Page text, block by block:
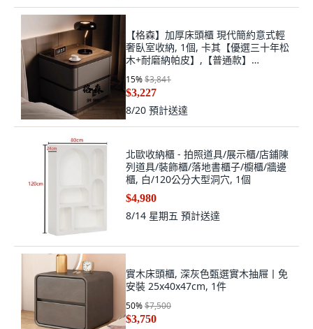
【格森】加厚床頭櫃 現代簡約意式輕
奢臥室收納, 1個, 卡其【優選三十年松
木+耐磨納帕皮】,【普通款】
50X40X48【寬/深/高】
15%$3,841
$3,227
8/20 預計送達
北歐收納櫃 - 拍照道具/展示櫃/店鋪陳
列道具/裝飾櫃/落地書櫃子/櫥櫃/牆邊
櫃, 白/120公分大型洞穴, 1個
$4,980
8/14 星期五 預計送達
實木床頭櫃, 深灰色甄選實木抽屜丨免
安裝 25x40x47cm, 1件
50%$7,500
$3,750